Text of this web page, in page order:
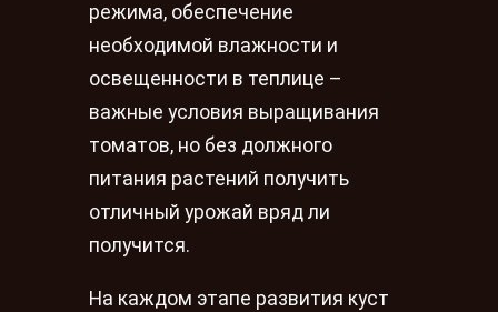
режима, обеспечение
необходимой влажности и
освещенности в теплице –
важные условия выращивания
томатов, но без должного
питания растений получить
отличный урожай вряд ли
получится.
На каждом этапе развития куст